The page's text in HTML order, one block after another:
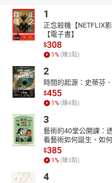
1
正念殺機【NETFLIX
【電子書】
$308
1% (賺3點)
2
時間的起源：史蒂芬
$455
1% (賺4點)
3
藝術的40堂公開課：
看藝術如何誕生、如
$385
1% (賺3點)
4